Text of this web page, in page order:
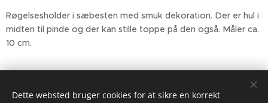
Røgelsesholder i sæbesten med smuk dekoration. Der er hul i
midten til pinde og der kan stille toppe på den også. Måler ca.
10 cm.
Dette websted bruger cookies for at sikre en korrekt